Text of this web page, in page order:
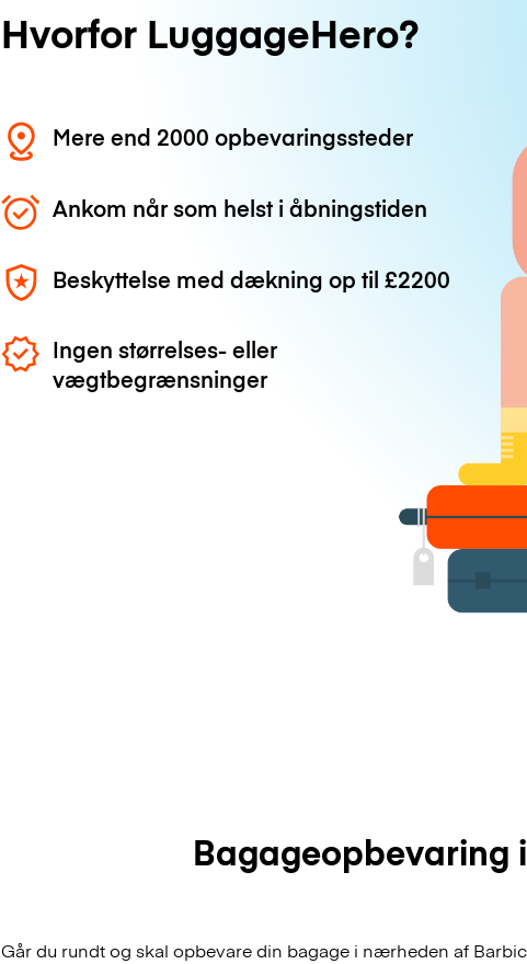
Hvorfor LuggageHero?
Mere end 2000 opbevaringssteder
Ankom når som helst i åbningstiden
Beskyttelse med dækning op til£2200
Ingen størrelses- eller
vægtbegrænsninger
Bagageopbevaring
Går du rundt og skal opbevare din bagage i nærheden af